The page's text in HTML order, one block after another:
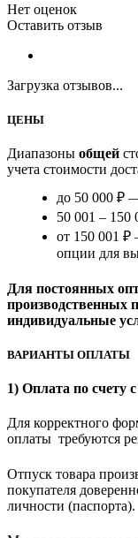
Нет оценок
Оставить отзыв
Загрузка отзывов...
ЦЕНЫ
Диапазоны общей
учета стоимости
до 50 000 ₽
50 001 –
от 150 001
опции для
Для постоянных
производственных
индивидуальные
ВАРИАНТЫ ОПЛАТЫ
1) Оплата по счету
Для корректного
оплаты требуются
Отпуск товара
покупателя
личности (паспорта).